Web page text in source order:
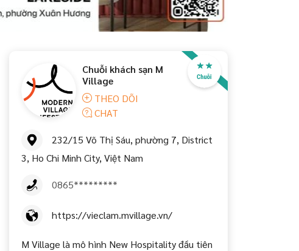
Chuỗi khách sạn M
Village
THEO DÕI
CHAT
232/15 Võ Thị Sáu, phường 7, District
3, Ho Chi Minh City, Việt Nam
0865*********
https://vieclam.mvillage.vn/
M Village là mô hình New Hospitality đầu tiên